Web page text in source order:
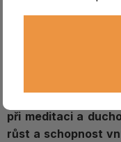
V tradiční práci s
při meditaci a
růst a schopnost